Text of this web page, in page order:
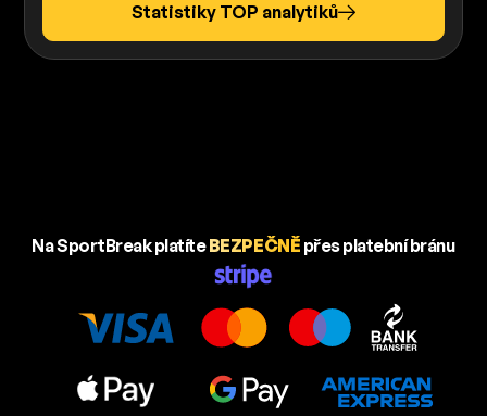
Statistiky TOP analytiků
Na SportBreak platíteBEZPEČNĚ přes platební bránu